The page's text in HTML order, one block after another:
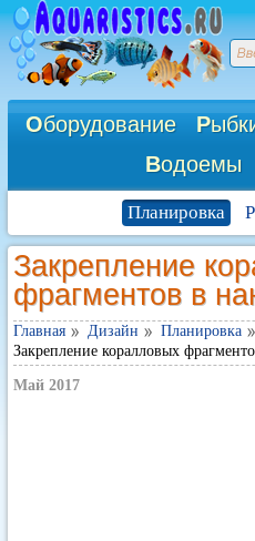
Оборудование Р
Водоемы
Планировка
Закрепление
фрагментов в
Главная Дизайн
Планировка
Закрепление коралловых
Май 2017